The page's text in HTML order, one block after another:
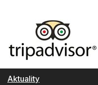
Aktuality